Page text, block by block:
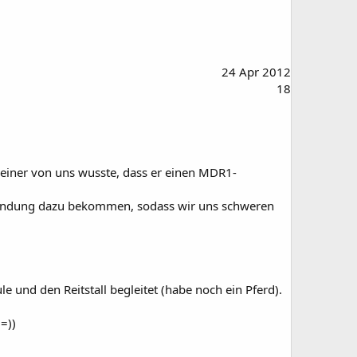
24 Apr 2012
18
von uns wusste, dass er einen MDR1-
dazu bekommen, sodass wir uns schweren
und den Reitstall begleitet (habe noch ein Pferd).